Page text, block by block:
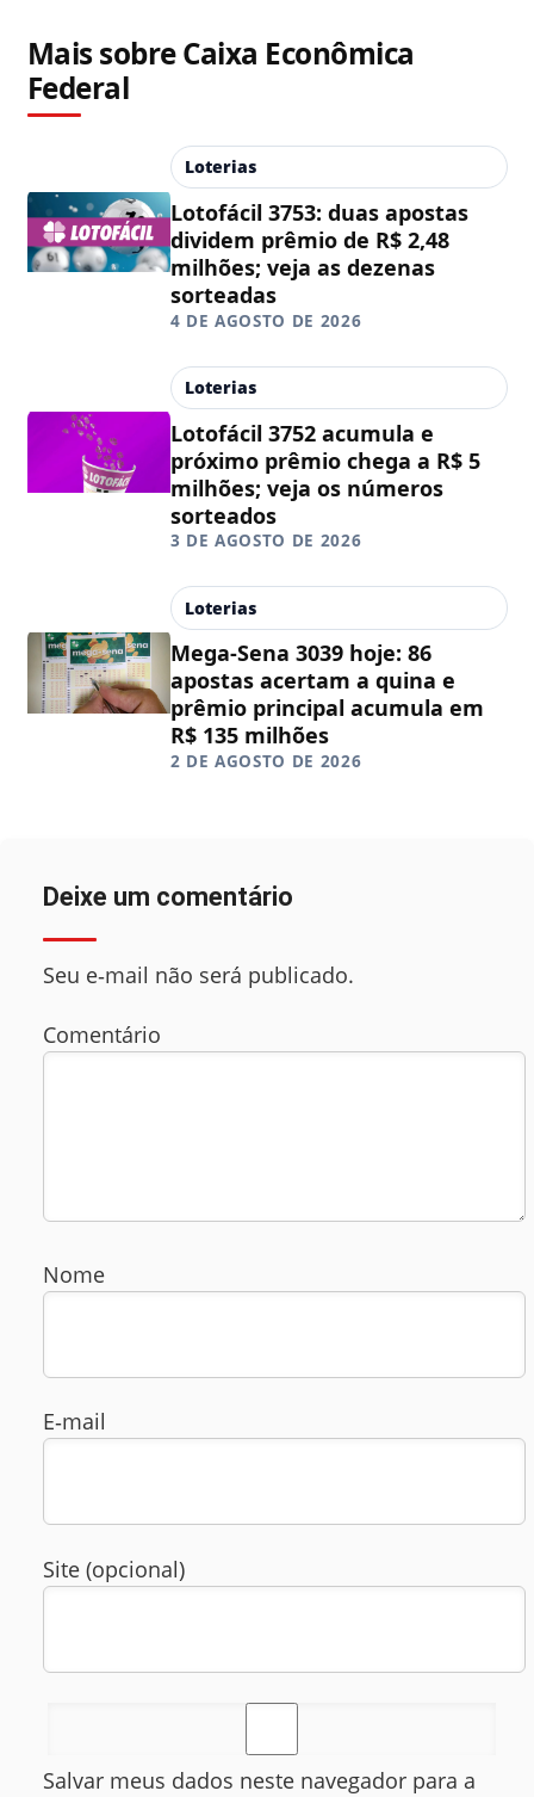
Mais sobre Caixa Econômica
Federal
Loterias
Lotofácil 3753: duas apostas
dividem prêmio de R$ 2,48
milhões; veja as dezenas
sorteadas
4 DE AGOSTO DE 2026
Loterias
Lotofácil 3752 acumula e
próximo prêmio chega a R$ 5
milhões; veja os números
sorteados
3 DE AGOSTO DE 2026
Loterias
Mega-Sena 3039 hoje: 86
apostas acertam a quina e
prêmio principal acumula em
R$ 135 milhões
2 DE AGOSTO DE 2026
Deixe um comentário
Seu e‑mail não será publicado.
Comentário
Nome
E‑mail
Site (opcional)
Salvar meus dados neste navegador para a